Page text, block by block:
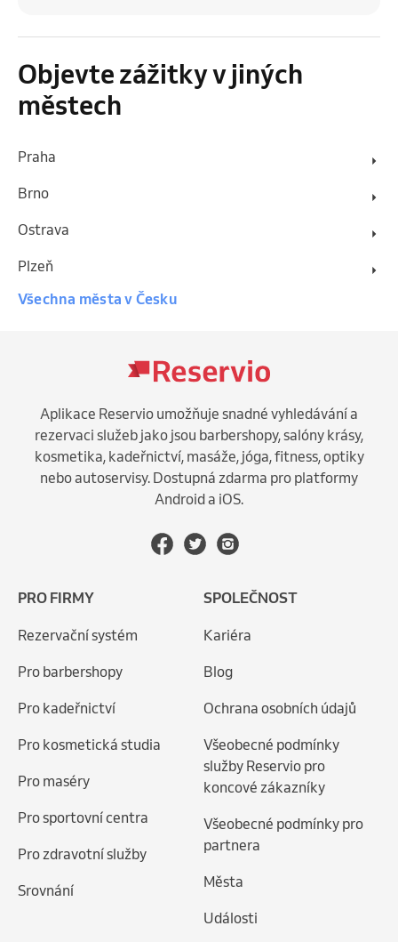
Objevte zážitky v jiných
městech
Praha
Brno
Ostrava
Plzeň
Všechna města v Česku
Aplikace Reservio umožňuje snadné vyhledávání a
rezervaci služeb jako jsou barbershopy, salóny krásy,
kosmetika, kadeřnictví, masáže, jóga, fitness, optiky
nebo autoservisy. Dostupná zdarma pro platformy
Android a iOS.
PRO FIRMY
Rezervační systém
Pro barbershopy
Pro kadeřnictví
Pro kosmetická studia
Pro maséry
Pro sportovní centra
Pro zdravotní služby
Srovnání
SPOLEČNOST
Kariéra
Blog
Ochrana osobních údajů
Všeobecné podmínky
služby Reservio pro
koncové zákazníky
Všeobecné podmínky pro
partnera
Města
Události